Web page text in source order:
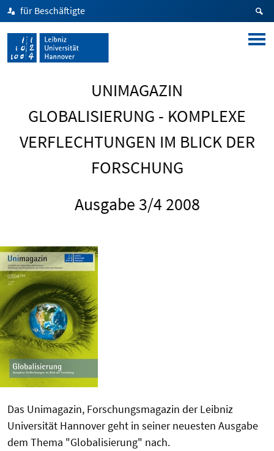
für Beschäftigte
UNIMAGAZIN
GLOBALISIERUNG - KOMPLEXE
VERFLECHTUNGEN IM BLICK DER
FORSCHUNG
Ausgabe 3/4 2008
Das Unimagazin, Forschungsmagazin der Leibniz
Universität Hannover geht in seiner neuesten Ausgabe
dem Thema "Globalisierung" nach.